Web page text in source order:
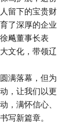
留下的宝贵财
了深厚的企业
飚董事长表
文化，带领辽
满落幕，但为
，让我们以更
，满怀信心、
写新篇章。